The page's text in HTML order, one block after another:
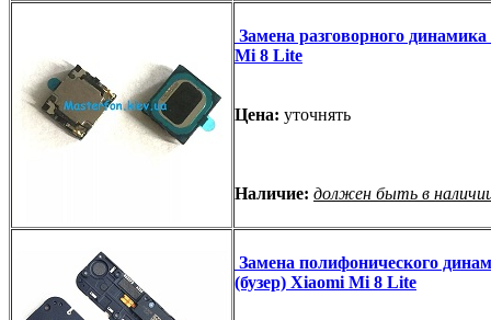
Замена разговорного
Mi 8 Lite
Цена: уточнять
Наличие: должен быть в
Замена полифонического
(бузер) Xiaomi Mi 8 Lite